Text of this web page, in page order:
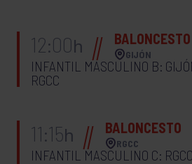
12:00h BALONCESTO
GIJÓN
INFANTIL MASCULINO B:
RGCC
11:15h BALONCESTO
RGCC
INFANTIL MASCULINO C: